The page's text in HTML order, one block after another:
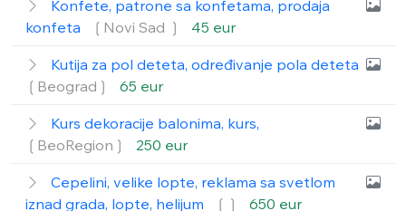
Konfete, patrone sa konfetama, prodaja
konfeta
❲Novi Sad ❳ 45 eur
Kutija za pol deteta, određivanje pola deteta
❲Beograd❳
65 eur
Kurs dekoracije balonima, kurs,
❲BeoRegion❳
250 eur
Cepelini, velike lopte, reklama sa svetlom
iznad grada, lopte, helijum
❲❳ 650 eur